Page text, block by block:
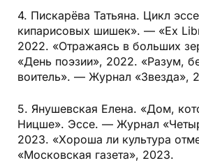
4. Пискарёва Татьяна. Цикл
кипарисовых шишек». — «Ex
2022. «Отражаясь в больших
«День поэзии», 2022. «Разум,
воитель». — Журнал «Звезда»,
5. Янушевская Елена. «Дом,
Ницше». Эссе. — Журнал
2023. «Хороша ли культура
«Московская газета», 2023.